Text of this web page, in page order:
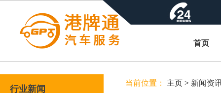
首页
行业新闻
当前位置： 主页 > 新闻资